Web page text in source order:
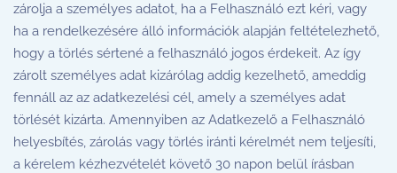
zárolja a személyes adatot, ha a Felhasználó ezt kéri, vagy
ha a rendelkezésére álló információk alapján feltételezhető,
hogy a törlés sértené a felhasználó jogos érdekeit. Az így
zárolt személyes adat kizárólag addig kezelhető, ameddig
fennáll az az adatkezelési cél, amely a személyes adat
törlését kizárta. Amennyiben az Adatkezelő a Felhasználó
helyesbítés, zárolás vagy törlés iránti kérelmét nem teljesíti,
a kérelem kézhezvételét követő 30 napon belül írásban